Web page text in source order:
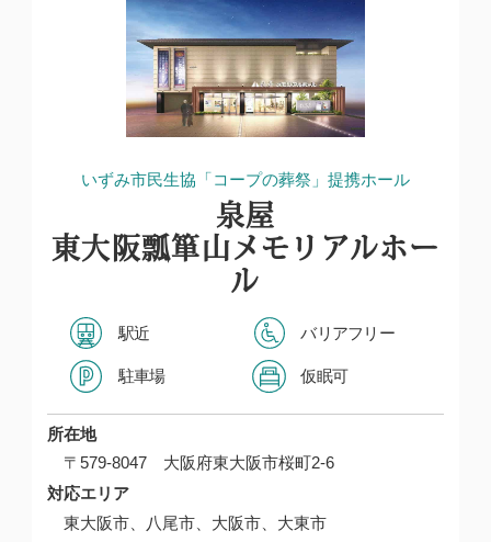
いずみ市民生協「コープの葬祭」提携ホール
泉屋
東大阪瓢箪山メモリアルホー
ル
駅近 バリアフリー
駐車場 仮眠可
所在地
〒579-8047 大阪府東大阪市桜町2-6
対応エリア
東大阪市、八尾市、大阪市、大東市